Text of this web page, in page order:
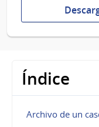
Índice
Archivo de un